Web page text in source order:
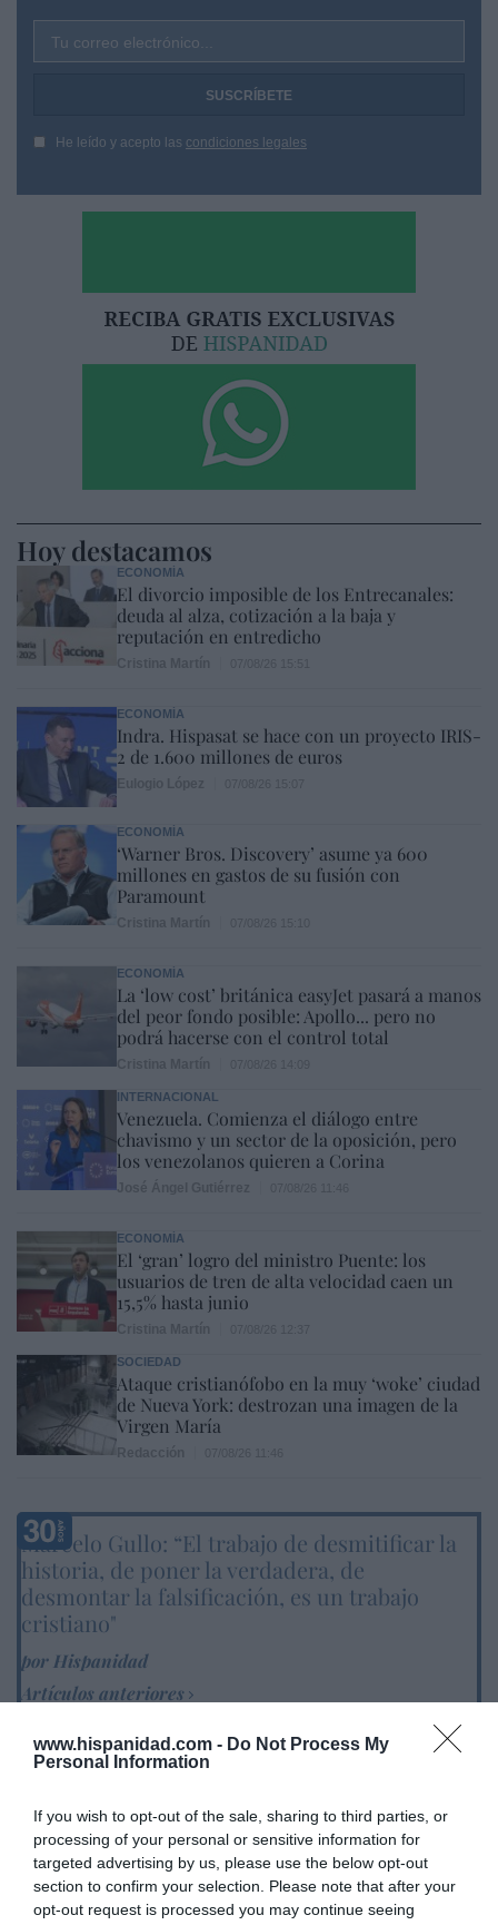
www.hispanidad.com - Do Not Process My
Personal Information
If you wish to opt-out of the sale, sharing to third parties, or
processing of your personal or sensitive information for
targeted advertising by us, please use the below opt-out
section to confirm your selection. Please note that after your
opt-out request is processed you may continue seeing
Tu correo electrónico...
He leído y acepto las condiciones legales
Hoy destacamos
ECONOMÍA
El divorcio imposible de los Entrecanales:
deuda al alza, cotización a la baja y
reputación en entredicho
ECONOMÍA
Indra. Hispasat se hace con un proyecto IRIS-
2 de 1.600 millones de euros
ECONOMÍA
‘Warner Bros. Discovery’ asume ya 600
millones en gastos de su fusión con
Paramount
ECONOMÍA
La ‘low cost’ británica easyJet pasará a manos
del peor fondo posible: Apollo... pero no
podrá hacerse con el control total
INTERNACIONAL
Venezuela. Comienza el diálogo entre
chavismo y un sector de la oposición, pero
los venezolanos quieren a Corina
ECONOMÍA
El ‘gran’ logro del ministro Puente: los
usuarios de tren de alta velocidad caen un
15,5% hasta junio
SOCIEDAD
Ataque cristianófobo en la muy ‘woke’ ciudad
de Nueva York: destrozan una imagen de la
Virgen María
Marcelo Gullo: “El trabajo de desmitificar la
historia, de poner la verdadera, de
desmontar la falsificación, es un trabajo
cristiano"
por Hispanidad
Artículos anteriores
DIARIO DE LA CORRUPCIÓN SANCHISTA
Oír se manifiesta delante de La Mareta:
“Pedro Sánchez es un criminal”
por Redacción